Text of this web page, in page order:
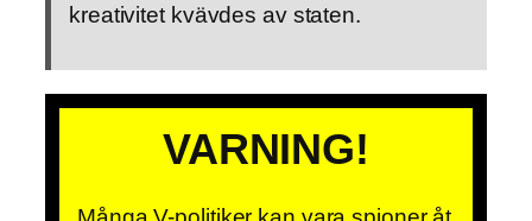
kreativitet kvävdes av staten.
VARNING!